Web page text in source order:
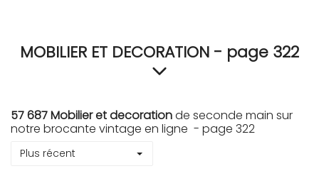
MOBILIER ET DECORATION - page 322
57 687 Mobilier et decorationde seconde main sur
notre brocante vintage en ligne - page 322
Plus récent